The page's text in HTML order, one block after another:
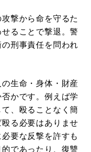
撃から命を守るた
ることで撃退。警
刑事責任を問われ
の生命・身体・財産
かです。例えば学
、殴ることなく簡
る必要はありませ
要な反撃を許すも
であったり、復讐